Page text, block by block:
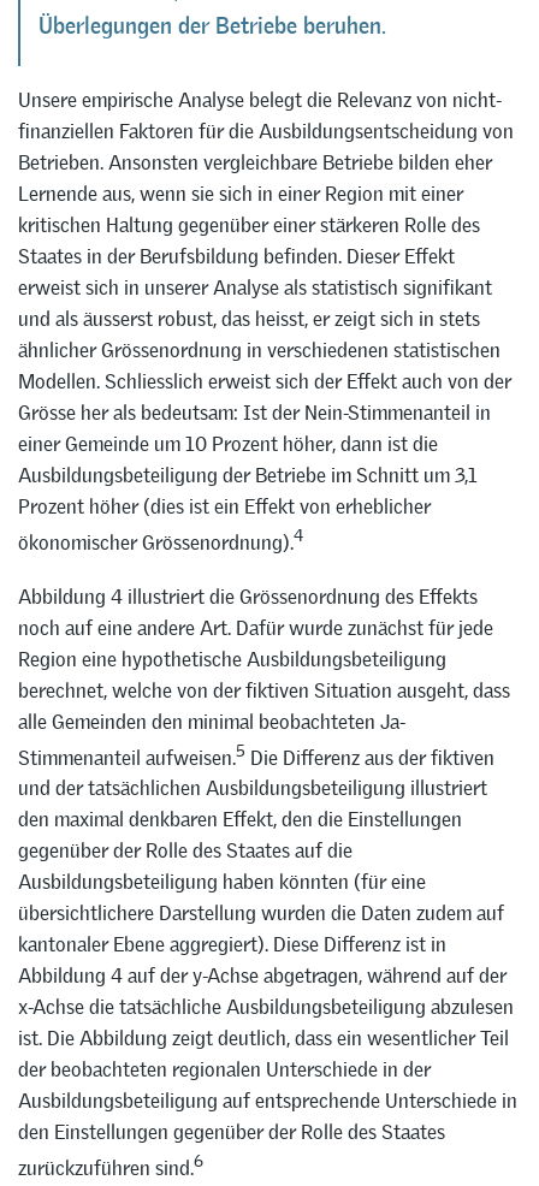
Überlegungen der Betriebe beruhen.
Unsere empirische Analyse belegt die Relevanz von nicht-
finanziellen Faktoren für die Ausbildungsentscheidung von
Betrieben. Ansonsten vergleichbare Betriebe bilden eher
Lernende aus, wenn sie sich in einer Region mit einer
kritischen Haltung gegenüber einer stärkeren Rolle des
Staates in der Berufsbildung befinden. Dieser Effekt
erweist sich in unserer Analyse als statistisch signifikant
und als äusserst robust, das heisst, er zeigt sich in stets
ähnlicher Grössenordnung in verschiedenen statistischen
Modellen. Schliesslich erweist sich der Effekt auch von der
Grösse her als bedeutsam: Ist der Nein-Stimmenanteil in
einer Gemeinde um 10 Prozent höher, dann ist die
Ausbildungsbeteiligung der Betriebe im Schnitt um 3,1
Prozent höher (dies ist ein Effekt von erheblicher
ökonomischer Grössenordnung).4
Abbildung 4 illustriert die Grössenordnung des Effekts
noch auf eine andere Art. Dafür wurde zunächst für jede
Region eine hypothetische Ausbildungsbeteiligung
berechnet, welche von der fiktiven Situation ausgeht, dass
alle Gemeinden den minimal beobachteten Ja-
Stimmenanteil aufweisen.5 Die Differenz aus der fiktiven
und der tatsächlichen Ausbildungsbeteiligung illustriert
den maximal denkbaren Effekt, den die Einstellungen
gegenüber der Rolle des Staates auf die
Ausbildungsbeteiligung haben könnten (für eine
übersichtlichere Darstellung wurden die Daten zudem auf
kantonaler Ebene aggregiert). Diese Differenz ist in
Abbildung 4 auf der y-Achse abgetragen, während auf der
x-Achse die tatsächliche Ausbildungsbeteiligung abzulesen
ist. Die Abbildung zeigt deutlich, dass ein wesentlicher Teil
der beobachteten regionalen Unterschiede in der
Ausbildungsbeteiligung auf entsprechende Unterschiede in
den Einstellungen gegenüber der Rolle des Staates
zurückzuführen sind.6